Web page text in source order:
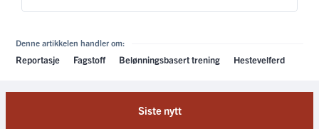
Denne artikkelen handler om:
Reportasje Fagstoff Belønningsbasert trening Hestevelferd
Siste nytt